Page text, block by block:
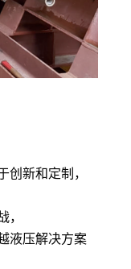
新和定制，
液压解决方案